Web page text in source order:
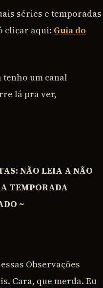
séries e temporadas
clicar aqui: Guia do
tenho um canal
lá pra ver,
NÃO LEIA A NÃO
TEMPORADA
~
Observações
Cara, que merda. Eu